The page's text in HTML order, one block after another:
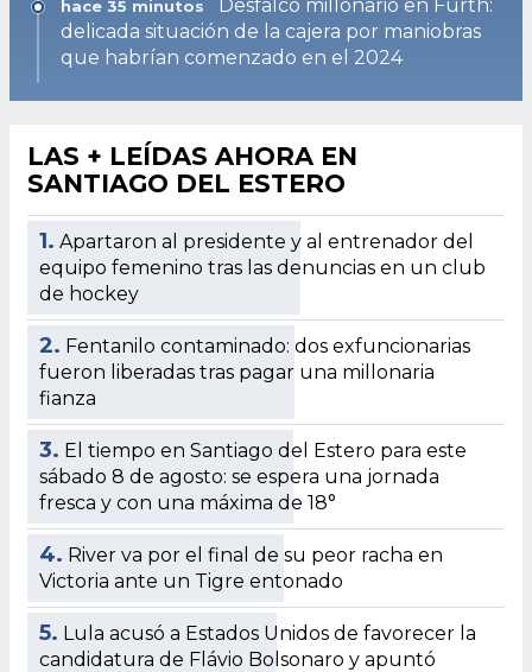
hace 35 minutos
Desfalco millonario en Furth:
delicada situación de la cajera por maniobras
que habrían comenzado en el 2024
LAS + LEÍDAS AHORA EN
SANTIAGO DEL ESTERO
1. Apartaron al presidente y al entrenador del
equipo femenino tras las denuncias en un club
de hockey
2. Fentanilo contaminado: dos exfuncionarias
fueron liberadas tras pagar una millonaria
fianza
3. El tiempo en Santiago del Estero para este
sábado 8 de agosto: se espera una jornada
fresca y con una máxima de 18°
4. River va por el final de su peor racha en
Victoria ante un Tigre entonado
5. Lula acusó a Estados Unidos de favorecer la
candidatura de Flávio Bolsonaro y apuntó